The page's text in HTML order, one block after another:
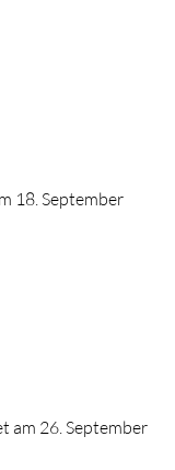
18. September
am 26. September